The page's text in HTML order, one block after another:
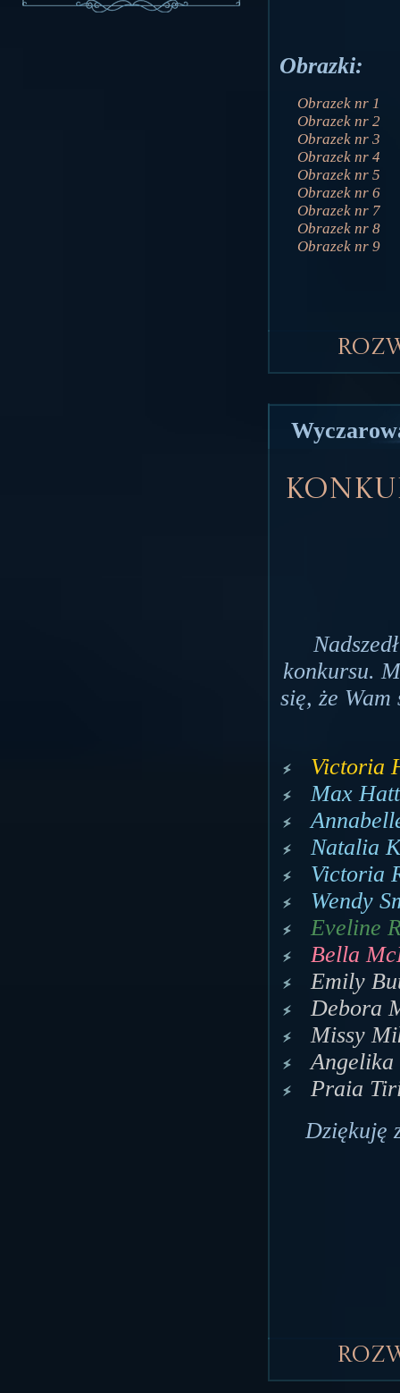
Obrazki:
Obrazek nr 1
Obrazek nr 2
Obrazek nr 3
Obrazek nr 4
Obrazek nr 5
Obrazek nr 6
Obrazek nr 7
Obrazek nr 8
Obrazek nr 9
konkursu.
się, że
Victoria
Max
Natalia
Victoria
Wendy
Eveline
Bella
Emily
Debora
Missy
Praia
Dziękuję